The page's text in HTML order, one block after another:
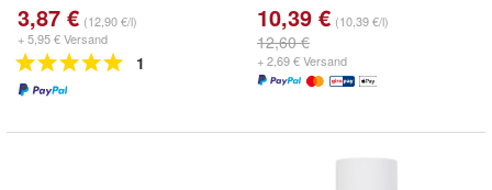
3,87 € (12,90 €/l)
+ 5,95 € Versand
1
10,39 € (10,39 €/l)
12,60 €
+ 2,69 € Versand